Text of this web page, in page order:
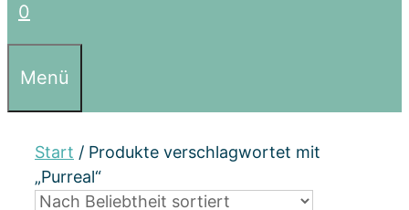
0
Menü
Start / Produkte verschlagwortet mit
„Purreal“